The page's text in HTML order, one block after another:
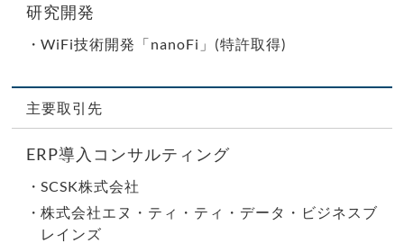
研究開発
WiFi技術開発「nanoFi」(特許取得)
主要取引先
ERP導入コンサルティング
SCSK株式会社
株式会社エヌ・ティ・ティ・データ・ビジネスブ
レインズ